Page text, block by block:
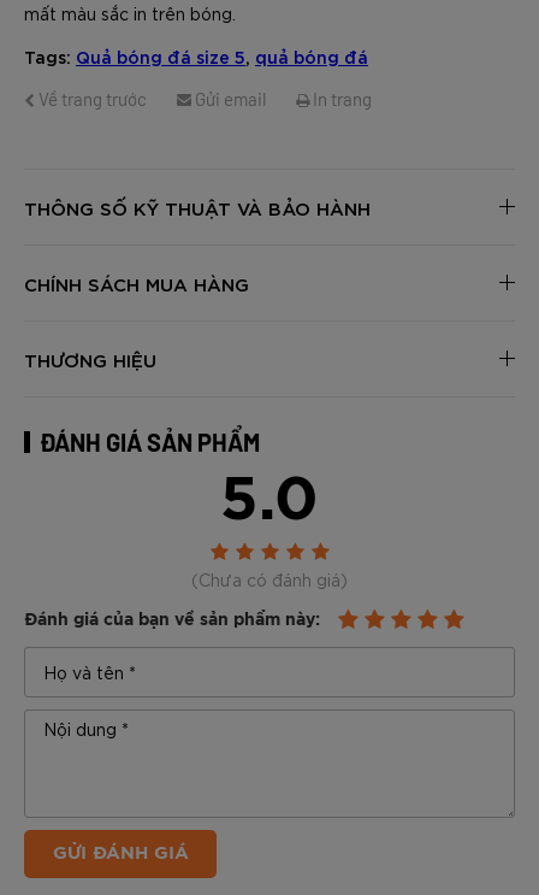
mất màu sắc in trên bóng.
Tags: Quả bóng đá size 5 quả bóng đá
Về trang trước Gửi email In trang
THÔNG SỐ KỸ THUẬT VÀ BẢO HÀNH
CHÍNH SÁCH MUA HÀNG
THƯƠNG HIỆU
ĐÁNH GIÁ SẢN PHẨM
5.0
(Chưa có đánh giá)
Đánh giá của bạn về sản phẩm này:
GỬI ĐÁNH GIÁ